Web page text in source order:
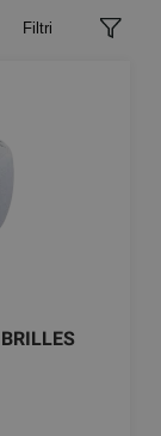
Filtri